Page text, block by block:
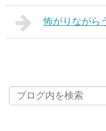
怖がりながら